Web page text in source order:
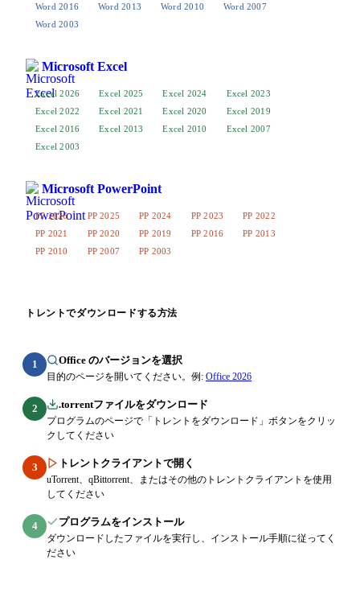
Word 2016
Word 2013 Word 2010
Word 2007
Word 2003
Microsoft Excel
Excel 2026 Excel 2025 Excel 2024
Excel 2023
Excel 2022
Excel 2021 Excel 2020
Excel 2019
Excel 2016
Excel 2013 Excel 2010
Excel 2007
Excel 2003
Microsoft PowerPoint
PP 2026 PP 2025 PP 2024 PP 2023
PP 2022
PP 2021
PP 2020 PP 2019 PP 2016
PP 2013
PP 2010
PP 2007 PP 2003
トレントでダウンロードする方法
1 Office のバージョンを選択
目的のページを開いてください。例: Office 2026
2 .torrentファイルをダウンロード
プログラムのページで「トレントをダウンロード」ボタンをクリッ
クしてください
3 トレントクライアントで開く
uTorrent、qBittorrent、またはその他のトレントクライアントを使用
してください
4 プログラムをインストール
ダウンロードしたファイルを実行し、インストール手順に従ってく
ださい